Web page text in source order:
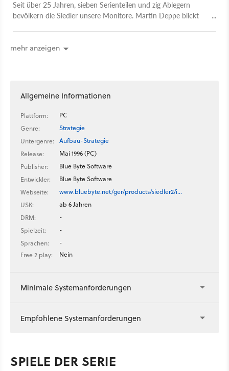
Seit über 25 Jahren, sieben Serienteilen und zig Ablegern
bevölkern die Siedler unsere Monitore. Martin Deppe blickt
mehr anzeigen
Allgemeine Informationen
Plattform:
PC
Genre:
Strategie
Untergenre:
Aufbau-Strategie
Release:
Mai 1996 (PC)
Publisher:
Blue Byte Software
Entwickler:
Blue Byte Software
Webseite:
www.bluebyte.net/ger/products/siedler2/i…
USK:
ab 6 Jahren
DRM:
-
Spielzeit:
-
Sprachen:
-
Free 2 play:
Nein
Minimale Systemanforderungen
Empfohlene Systemanforderungen
SPIELE DER SERIE